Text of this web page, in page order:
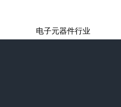
电子元器件行业